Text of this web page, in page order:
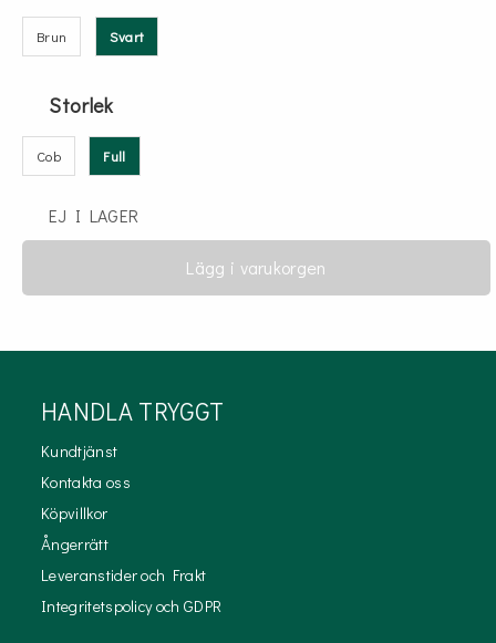
Brun Svart
Storlek
Cob Full
EJ I LAGER
Lägg i varukorgen
HANDLA TRYGGT
Kundtjänst
Kontakta oss
Köpvillkor
Ångerrätt
Leveranstider och Frakt
Integritetspolicy och GDPR